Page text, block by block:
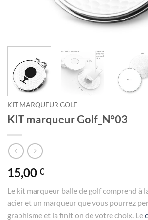
KIT MARQUEUR GOLF
KIT marqueur Golf_N°03
15,00 €
Le kit marqueur balle de golf comprend à
acier et un marqueur que vous pourrez
graphisme et la finition de votre choix. Le